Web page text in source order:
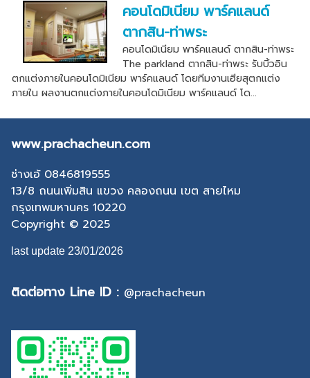
คอนโดมิเนียม พาร์คแลนด์
ตากสิน-ท่าพระ
คอนโดมิเนียม พาร์คแลนด์ ตากสิน-ท่าพระ
The parkland ตากสิน-ท่าพระ รับบิ้วอิน
ตกแต่งภายในคอนโดมิเนียม พาร์คแลนด์ โดยทีมงานเฮียสุตกแต่ง
ภายใน ผลงานตกแต่งภายในคอนโดมิเนียม พาร์คแลนด์ โด...
www.prachacheun.com
ช่างเอ้ 0846819555
13/8 ถนนเพิ่มสิน แขวง คลองถนน เขต สายไหม
กรุงเทพมหานคร 10220
Copyright © 2025
last update 23/01/2026
ติดต่อทาง Line ID : @prachacheun